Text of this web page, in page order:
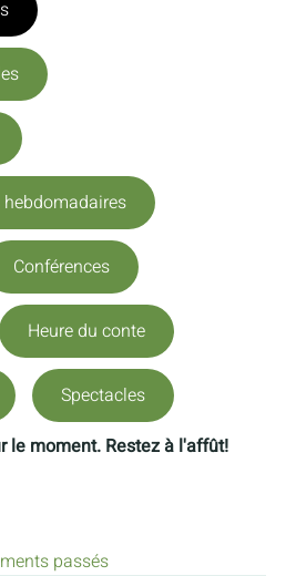
Conférences
Heure du conte
Spectacles
le moment. Restez à l'affût!
passés